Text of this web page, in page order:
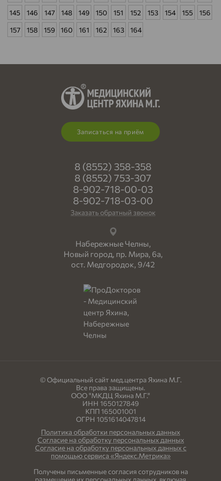
145 146 147 148 149 150 151 152 153 154 155 156
157 158 159 160 161 162 163 164
Записаться на приём
8 (8552) 358-358
8 (8552) 753-307
8-902-718-00-03
8-902-718-03-00
Заказать обратный звонок
Набережные Челны,
Новый город, пр. Мира, 6а,
ост. Медгородок, 9/42
© Официальный сайт мед.центра Яхина М.Г.
Все права защищены.
ООО "МКДЦ Яхина М.Г."
ИНН 1650127849
КПП 165001001
ОГРН 1051614047814
Политика обработки персональных данных
Согласие на обработку персональных данных
Согласие на обработку персональных данных с
помощью сервиса «Яндекс.Метрика»
Получены письменные согласия сотрудников на